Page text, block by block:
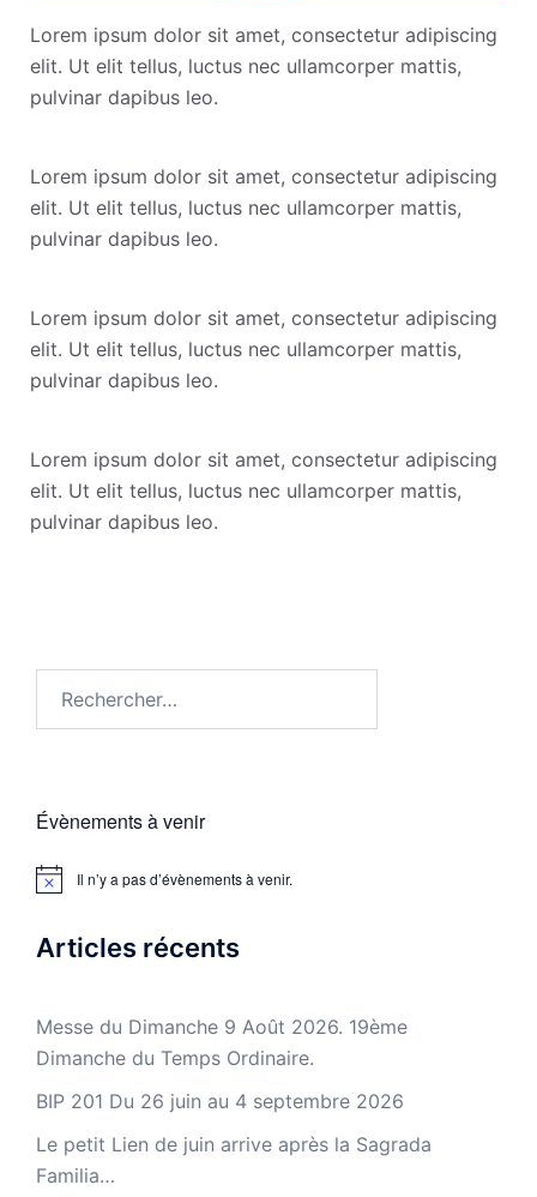
Lorem ipsum dolor sit amet, consectetur adipiscing
elit. Ut elit tellus, luctus nec ullamcorper mattis,
pulvinar dapibus leo.
Lorem ipsum dolor sit amet, consectetur adipiscing
elit. Ut elit tellus, luctus nec ullamcorper mattis,
pulvinar dapibus leo.
Lorem ipsum dolor sit amet, consectetur adipiscing
elit. Ut elit tellus, luctus nec ullamcorper mattis,
pulvinar dapibus leo.
Lorem ipsum dolor sit amet, consectetur adipiscing
elit. Ut elit tellus, luctus nec ullamcorper mattis,
pulvinar dapibus leo.
Évènements à venir
Notice Il n’y a pas d’évènements à venir.
Articles récents
Messe du Dimanche 9 Août 2026. 19ème
Dimanche du Temps Ordinaire.
BIP 201 Du 26 juin au 4 septembre 2026
Le petit Lien de juin arrive après la Sagrada
Familia…